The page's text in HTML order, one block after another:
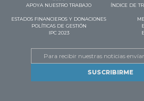
APOYA NUESTRO TRABAJO
ÍNDICE DE
ESTADOS FINANCIEROS Y DONACIONES
POLÍTICAS DE GESTIÓN
IPC 2023